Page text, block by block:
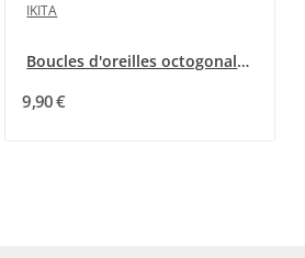
IKITA
Boucles d'oreilles octogonales violettes Ikita
9,90 €